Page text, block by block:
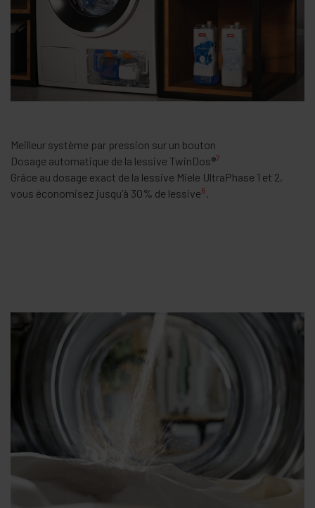
Meilleur système par pression sur un bouton
Dosage automatique de la lessive TwinDos®7
Grâce au dosage exact de la lessive Miele UltraPhase 1 et 2,
vous économisez jusqu’à 30% de lessive6.